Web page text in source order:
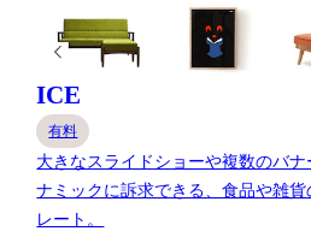
ICE
有料
大きなスライドショーや複数のバ
ナミックに訴求できる、食品や雑
レート。